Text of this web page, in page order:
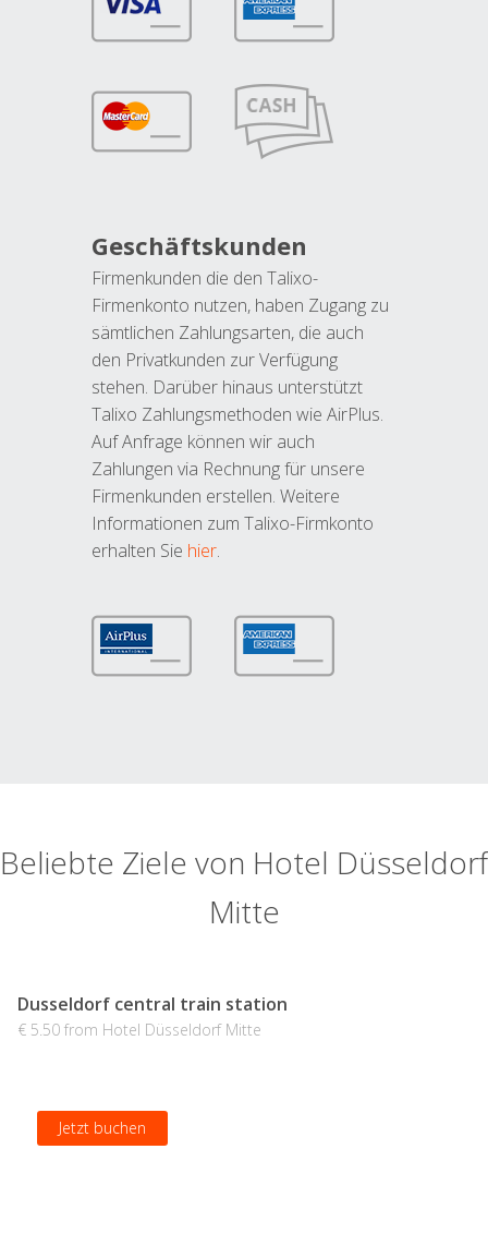
Geschäftskunden
Firmenkunden die den Talixo-
Firmenkonto nutzen, haben Zugang zu
sämtlichen Zahlungsarten, die auch
den Privatkunden zur Verfügung
stehen. Darüber hinaus unterstützt
Talixo Zahlungsmethoden wie AirPlus.
Auf Anfrage können wir auch
Zahlungen via Rechnung für unsere
Firmenkunden erstellen. Weitere
Informationen zum Talixo-Firmkonto
erhalten Sie hier.
Beliebte Ziele von Hotel Düsseldorf
Mitte
Dusseldorf central train station
€ 5.50 from Hotel Düsseldorf Mitte
Jetzt buchen